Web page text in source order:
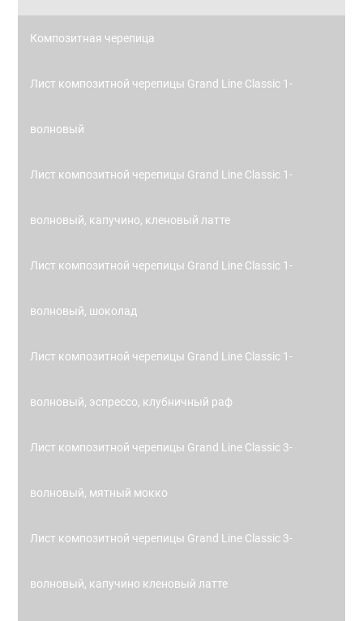
Композитная черепица
Лист композитной черепицы Grand Line Classic 1-
волновый
Лист композитной черепицы Grand Line Classic 1-
волновый, капучино, кленовый латте
Лист композитной черепицы Grand Line Classic 1-
волновый, шоколад
Лист композитной черепицы Grand Line Classic 1-
волновый, эспрессо, клубничный раф
Лист композитной черепицы Grand Line Classic 3-
волновый, мятный мокко
Лист композитной черепицы Grand Line Classic 3-
волновый, капучино кленовый латте